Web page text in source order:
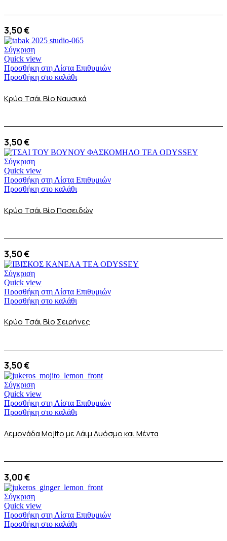
3,50€
Σύγκριση
Quick view
Προσθήκη στη Λίστα Επιθυμιών
Προσθήκη στο καλάθι
Κρύο Τσάι Βίο Ναυσικά
3,50€
Σύγκριση
Quick view
Προσθήκη στη Λίστα Επιθυμιών
Προσθήκη στο καλάθι
Κρύο Τσάι Βίο Ποσειδών
3,50€
Σύγκριση
Quick view
Προσθήκη στη Λίστα Επιθυμιών
Προσθήκη στο καλάθι
Κρύο Τσάι Βίο Σειρήνες
3,50€
Σύγκριση
Quick view
Προσθήκη στη Λίστα Επιθυμιών
Προσθήκη στο καλάθι
Λεμονάδα Μojito με Λάιμ Δυόσμο και Μέντα
3,00€
Σύγκριση
Quick view
Προσθήκη στη Λίστα Επιθυμιών
Προσθήκη στο καλάθι